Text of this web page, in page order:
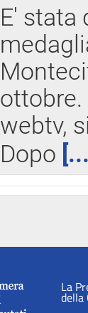
E' stata
webtv,
Dopo
La
della